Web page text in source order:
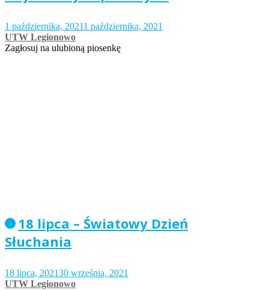
1 października, 20211 października, 2021
UTW Legionowo
Zagłosuj na ulubioną piosenkę
18 lipca – Światowy Dzień
Słuchania
18 lipca, 202130 września, 2021
UTW Legionowo